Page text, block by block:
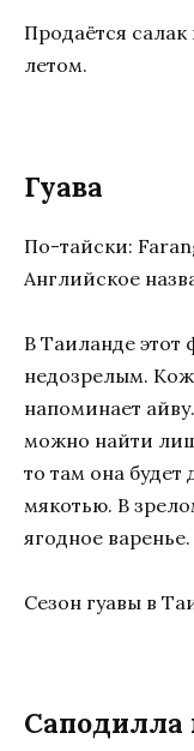
Продаётся
летом.
Гуава
По-тайски:
Английское
В Таиланде этот
недозрелым.
напоминает
можно найти
то там она будет
мякотью. В
ягодное варенье.
Сезон гуавы в
Саподилла